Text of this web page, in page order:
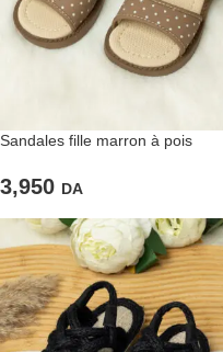
Sandales fille marron à pois
3,950 DA